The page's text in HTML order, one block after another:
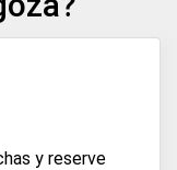
y reserve